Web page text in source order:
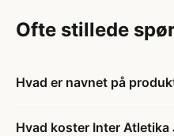
Ofte stillede
Hvad er navnet på
Hvad koster Inter Atletika